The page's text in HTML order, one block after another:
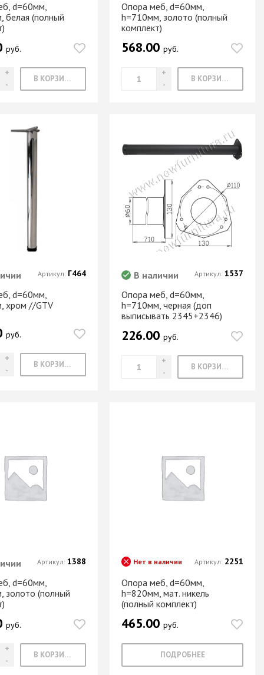
d=60мм,
белая (полный
руб.
В КОРЗИНУ
Опора меб, d=60мм,
h=710мм, золото (полный
комплект)
568.00руб.
В КОРЗИНУ
d=60мм,
хром //GTV
руб.
В КОРЗИНУ
Артикул: Г464
Опора меб, d=60мм,
h=710мм, черная (доп
выписывать 2345+2346)
В наличии
226.00руб.
В КОРЗИНУ
Артикул: 1537
d=60мм,
золото (полный
руб.
В КОРЗИНУ
Артикул:1388
Опора меб, d=60мм,
h=820мм, мат. никель
(полный комплект)
Нет в наличии
465.00руб.
ПОДРОБНЕЕ
Артикул: 2251